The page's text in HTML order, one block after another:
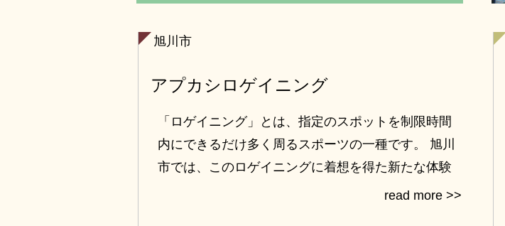
旭川市
アプカシロゲイニング
「ロゲイニング」とは、指定のスポットを制限時間
内にできるだけ多く周るスポーツの一種です。 旭川
市では、このロゲイニングに着想を得た新たな体験
学習を、地元高校生や旅行会社と一緒に考えまし